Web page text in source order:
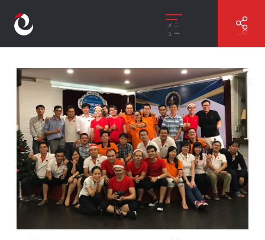
メニ
ュー
//KỶ NIỆM 4 NĂM THÀNH LẬP CÔNG TY RIVERCRANE
VIỆT NAM